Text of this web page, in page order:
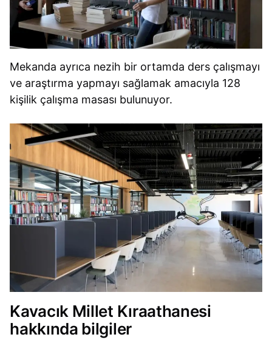
Mekanda ayrıca nezih bir ortamda ders çalışmayı
ve araştırma yapmayı sağlamak amacıyla 128
kişilik çalışma masası bulunuyor.
Kavacık Millet Kıraathanesi
hakkında bilgiler